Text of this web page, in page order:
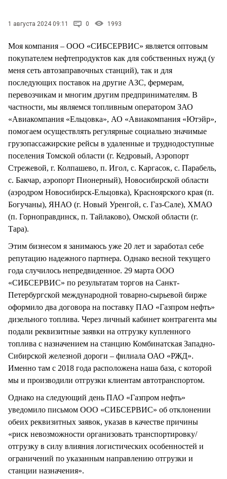
1 августа 2024 09:11 0 1993
Моя компания – ООО «СИБСЕРВИС» является оптовым
покупателем нефтепродуктов как для собственных нужд (у
меня сеть автозаправочных станций), так и для
последующих поставок на другие АЗС, фермерам,
перевозчикам и многим другим предпринимателям. В
частности, мы являемся топливным оператором ЗАО
«Авиакомпания «Ельцовка», АО «Авиакомпания «Ютэйр»,
помогаем осуществлять регулярные социально значимые
грузопассажирские рейсы в удаленные и труднодоступные
поселения Томской области (г. Кедровый, Аэропорт
Стрежевой, г. Колпашево, п. Игол, с. Каргасок, с. Парабель,
с. Бакчар, аэропорт Пионерный), Новосибирской области
(аэродром Новосибирск-Ельцовка), Красноярского края (п.
Богучаны), ЯНАО (г. Новый Уренгой, с. Газ-Сале), ХМАО
(п. Горноправдинск, п. Тайлаково), Омской области (г.
Тара).
Этим бизнесом я занимаюсь уже 20 лет и заработал себе
репутацию надежного партнера. Однако весной текущего
года случилось непредвиденное. 29 марта ООО
«СИБСЕРВИС» по результатам торгов на Санкт-
Петербургской международной товарно-сырьевой бирже
оформило два договора на поставку ПАО «Газпром нефть»
дизельного топлива. Через личный кабинет контрагента мы
подали реквизитные заявки на отгрузку купленного
топлива с назначением на станцию Комбинатская Западно-
Сибирской железной дороги – филиала ОАО «РЖД».
Именно там с 2018 года расположена наша база, с которой
мы и производили отгрузки клиентам автотранспортом.
Однако на следующий день ПАО «Газпром нефть»
уведомило письмом ООО «СИБСЕРВИС» об отклонении
обеих реквизитных заявок, указав в качестве причины
«риск невозможности организовать транспортировку/
отгрузку в силу влияния логистических особенностей и
ограничений по указанным направлению отгрузки и
станции назначения».